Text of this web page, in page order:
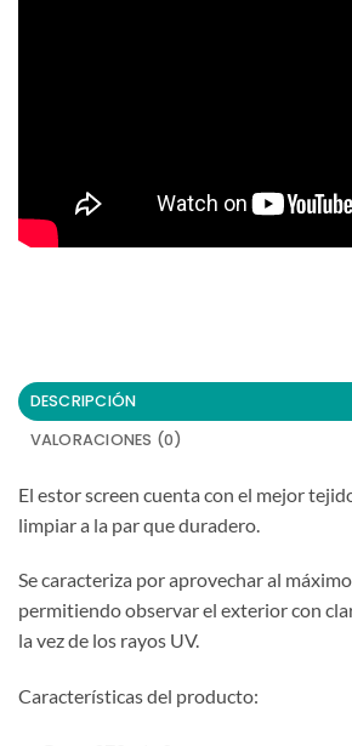
DESCRIPCIÓN
VALORACIONES (0)
El estor screen cuenta con el mejor
limpiar a la par que duradero.
Se caracteriza por aprovechar al
permitiendo observar el exterior con
la vez de los rayos UV.
Características del producto: